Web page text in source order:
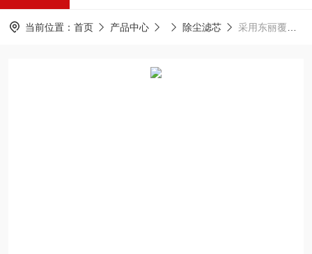
当前位置： 首页 产品中心 除尘滤芯 采用东丽覆膜材质低阻力除尘滤筒320*660